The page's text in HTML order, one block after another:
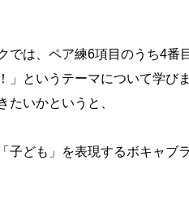
では、ペア練6項目のうち4番
というテーマについて学びま
たいかというと、
子ども」を表現するボキャブ